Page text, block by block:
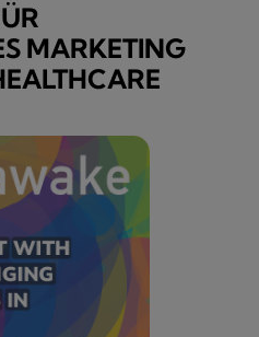
MARKETING